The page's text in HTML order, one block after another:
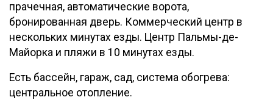
прачечная, автоматические ворота,
бронированная дверь. Коммерческий центр в
нескольких минутах езды. Центр Пальмы-де-
Майорка и пляжи в 10 минутах езды.
Есть бассейн, гараж, сад, система обогрева:
центральное отопление.